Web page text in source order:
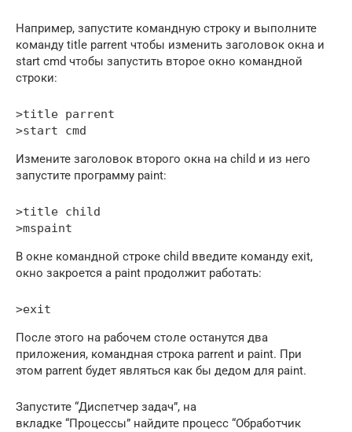
Например, запустите командную строку и выполните
команду title parrent чтобы изменить заголовок окна и
start cmd чтобы запустить второе окно командной
строки:
>title parrent
>start cmd
Измените заголовок второго окна на child и из него
запустите программу paint:
>title child
>mspaint
В окне командной строке child введите команду exit,
окно закроется а paint продолжит работать:
>exit
После этого на рабочем столе останутся два
приложения, командная строка parrent и paint. При
этом parrent будет являться как бы дедом для paint.
Запустите “Диспетчер задач”, на
вкладке “Процессы” найдите процесс “Обработчик